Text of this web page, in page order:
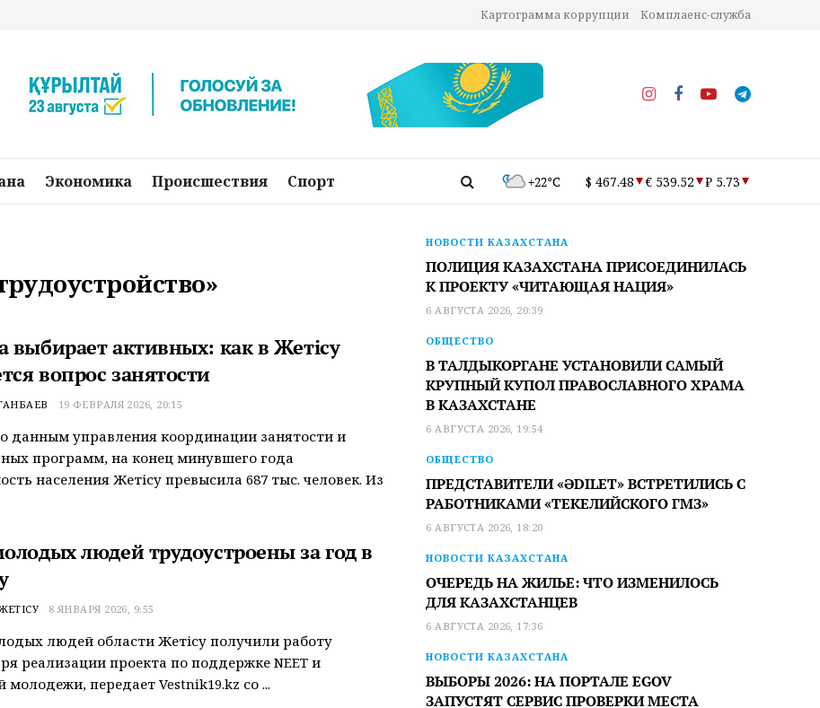
Картограмма коррупции Комплаенс-служба
Экономика Происшествия Спорт +22°C $ 467.48 € 539.52 ₽ 5.73
выбирает активных: как в Жетісу
вопрос занятости
19 ФЕВРАЛЯ 2026, 20:15
данным управления координации занятости и
программ, на конец минувшего года
населения Жетісу превысила 687 тыс. человек. Из
людей трудоустроены за год в
8 ЯНВАРЯ 2026, 9:55
людей области Жетісу получили работу
реализации проекта по поддержке NEET и
молодежи, передает Vestnik19.kz со ...
НОВОСТИ КАЗАХСТАНА
ПОЛИЦИЯ КАЗАХСТАНА ПРИСОЕДИНИЛАСЬ
К ПРОЕКТУ «ЧИТАЮЩАЯ НАЦИЯ»
6 АВГУСТА 2026, 20:39
ОБЩЕСТВО
В ТАЛДЫКОРГАНЕ УСТАНОВИЛИ САМЫЙ
КРУПНЫЙ КУПОЛ ПРАВОСЛАВНОГО ХРАМА
В КАЗАХСТАНЕ
6 АВГУСТА 2026, 19:54
ОБЩЕСТВО
ПРЕДСТАВИТЕЛИ «ӘDILET» ВСТРЕТИЛИСЬ С
РАБОТНИКАМИ «ТЕКЕЛИЙСКОГО ГМЗ»
6 АВГУСТА 2026, 18:20
НОВОСТИ КАЗАХСТАНА
ОЧЕРЕДЬ НА ЖИЛЬЕ: ЧТО ИЗМЕНИЛОСЬ
ДЛЯ КАЗАХСТАНЦЕВ
6 АВГУСТА 2026, 17:36
НОВОСТИ КАЗАХСТАНА
ВЫБОРЫ 2026: НА ПОРТАЛЕ EGOV
ЗАПУСТЯТ СЕРВИС ПРОВЕРКИ МЕСТА